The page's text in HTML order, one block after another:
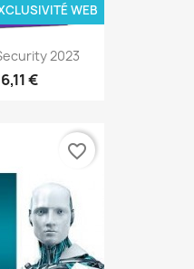
2023
€
WEB
favorite_border